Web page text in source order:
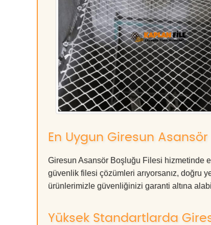
En Uygun Giresun
Giresun Asansör Boşluğu Filesi hizmetinde
güvenlik filesi çözümleri arıyorsanız, doğru
ürünlerimizle güvenliğinizi garanti altına
Yüksek Standartlarda